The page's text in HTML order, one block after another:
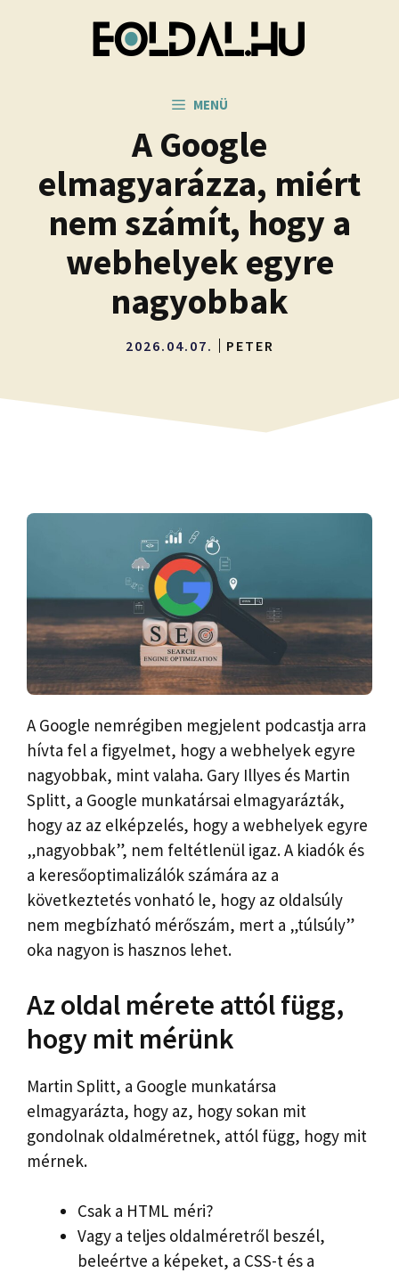
MENÜ
A Google
elmagyarázza, miért
nem számít, hogy a
webhelyek egyre
nagyobbak
2026.04.07. PETER
A Google nemrégiben megjelent podcastja arra
hívta fel a figyelmet, hogy a webhelyek egyre
nagyobbak, mint valaha. Gary Illyes és Martin
Splitt, a Google munkatársai elmagyarázták,
hogy az az elképzelés, hogy a webhelyek egyre
„nagyobbak”, nem feltétlenül igaz. A kiadók és
a keresőoptimalizálók számára az a
következtetés vonható le, hogy az oldalsúly
nem megbízható mérőszám, mert a „túlsúly”
oka nagyon is hasznos lehet.
Az oldal mérete attól függ,
hogy mit mérünk
Martin Splitt, a Google munkatársa
elmagyarázta, hogy az, hogy sokan mit
gondolnak oldalméretnek, attól függ, hogy mit
mérnek.
Csak a HTML méri?
Vagy a teljes oldalméretről beszél,
beleértve a képeket, a CSS-t és a